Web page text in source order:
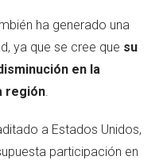
ha generado una
ya que se cree que su
en la
región.
a Estados Unidos,
participación en